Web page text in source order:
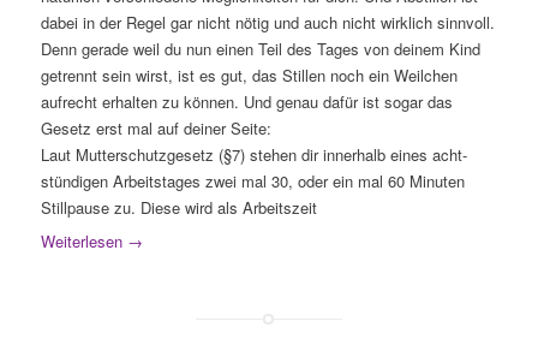
dabei in der Regel gar nicht nötig und auch nicht wirklich sinnvoll.
Denn gerade weil du nun einen Teil des Tages von deinem Kind
getrennt sein wirst, ist es gut, das Stillen noch ein Weilchen
aufrecht erhalten zu können. Und genau dafür ist sogar das
Gesetz erst mal auf deiner Seite:
Laut Mutterschutzgesetz (§7) stehen dir innerhalb eines acht-
stündigen Arbeitstages zwei mal 30, oder ein mal 60 Minuten
Stillpause zu. Diese wird als Arbeitszeit
Weiterlesen→